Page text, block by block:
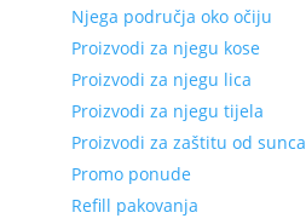
Njega područja oko očiju
Proizvodi za njegu kose
Proizvodi za njegu lica
Proizvodi za njegu tijela
Proizvodi za zaštitu od sunca
Promo ponude
Refill pakovanja